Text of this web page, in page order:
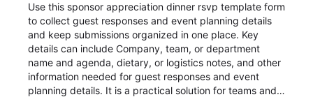
Use this sponsor appreciation dinner rsvp template form
to collect guest responses and event planning details
and keep submissions organized in one place. Key
details can include Company, team, or department
name and agenda, dietary, or logistics notes, and other
information needed for guest responses and event
planning details. It is a practical solution for teams and